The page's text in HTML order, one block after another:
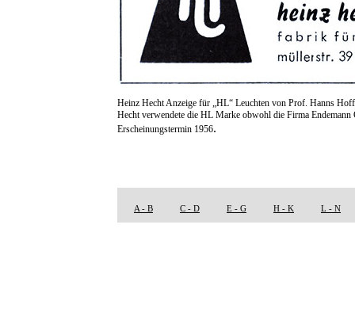
Heinz Hecht Anzeige für „HL“ Leuchten von Prof. Hanns
Hecht verwendete die HL Marke obwohl die Firma
Erscheinungstermin 1956.
A - B C - D E - G H - K L - N